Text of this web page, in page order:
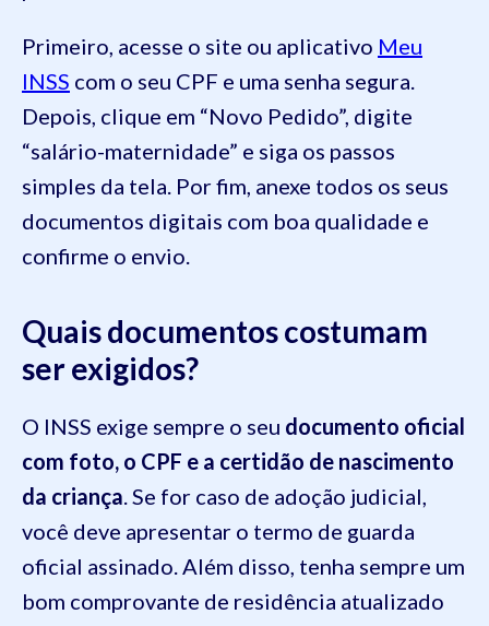
Primeiro, acesse o site ou aplicativo Meu
INSS com o seu CPF e uma senha segura.
Depois, clique em “Novo Pedido”, digite
“salário-maternidade” e siga os passos
simples da tela. Por fim, anexe todos os seus
documentos digitais com boa qualidade e
confirme o envio.
Quais documentos costumam
ser exigidos?
O INSS exige sempre o seu documento oficial
com foto, o CPF e a certidão de nascimento
da criança. Se for caso de adoção judicial,
você deve apresentar o termo de guarda
oficial assinado. Além disso, tenha sempre um
bom comprovante de residência atualizado